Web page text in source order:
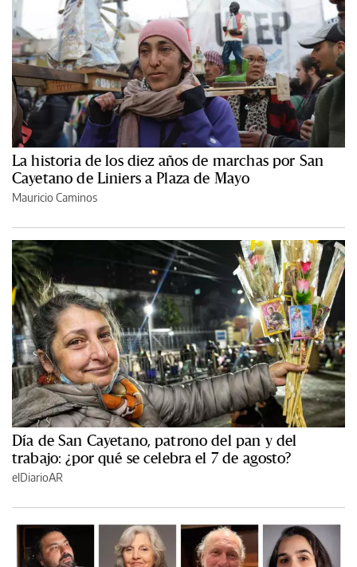
La historia de los diez años de marchas por San
Cayetano de Liniers a Plaza de Mayo
Mauricio Caminos
Día de San Cayetano, patrono del pan y del
trabajo: ¿por qué se celebra el 7 de agosto?
elDiarioAR